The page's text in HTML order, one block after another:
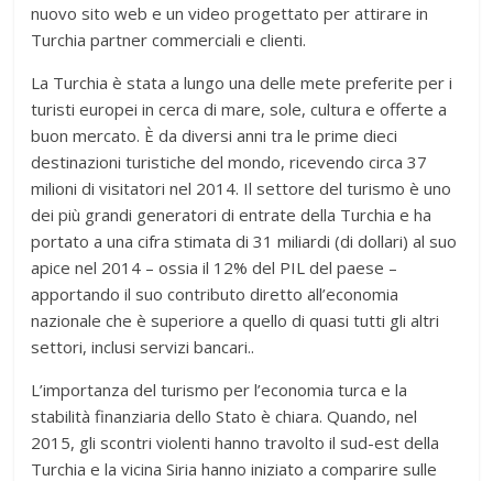
nuovo sito web e un video progettato per attirare in
Turchia partner commerciali e clienti.
La Turchia è stata a lungo una delle mete preferite per i
turisti europei in cerca di mare, sole, cultura e offerte a
buon mercato. È da diversi anni tra le prime dieci
destinazioni turistiche del mondo, ricevendo circa 37
milioni di visitatori nel 2014. Il settore del turismo è uno
dei più grandi generatori di entrate della Turchia e ha
portato a una cifra stimata di 31 miliardi (di dollari) al suo
apice nel 2014 – ossia il 12% del PIL del paese –
apportando il suo contributo diretto all’economia
nazionale che è superiore a quello di quasi tutti gli altri
settori, inclusi servizi bancari..
L’importanza del turismo per l’economia turca e la
stabilità finanziaria dello Stato è chiara. Quando, nel
2015, gli scontri violenti hanno travolto il sud-est della
Turchia e la vicina Siria hanno iniziato a comparire sulle